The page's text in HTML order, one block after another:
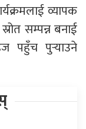
व्यापक
सम्पन्न बनाई
पहुँच पुर्‍याउने